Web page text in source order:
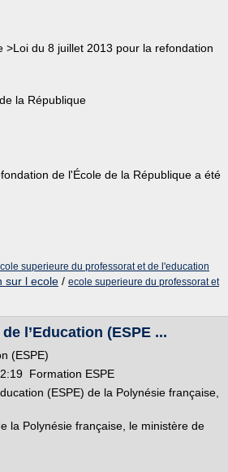
du 8 juillet 2013 pour la refondation
la République
de l'École de la République a été
superieure du professorat et de l'education
sur l ecole / ecole superieure du professorat et
l’Education (ESPE ...
(ESPE)
Formation ESPE
(ESPE) de la Polynésie française,
la Polynésie française, le ministère de